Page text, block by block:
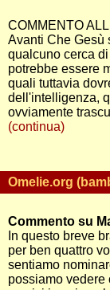
COMMENTO
Avanti Che Gesù
qualcuno cerca
potrebbe essere
quali tuttavia
dell'intelligenza,
ovviamente
(continua)
Omelie.org
Commento su
In questo breve
per ben quattro
sentiamo
possiamo vedere